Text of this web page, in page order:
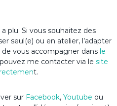
plu. Si vous souhaitez des
seul(e) ou en atelier, l’adapter
de vous accompagner dans le
me contacter via le site
t.
sur Facebook, Youtube ou